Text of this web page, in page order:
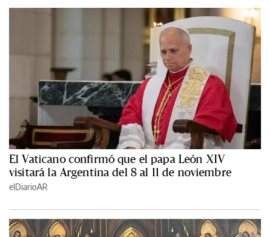
El Vaticano confirmó que el papa León XIV
visitará la Argentina del 8 al 11 de noviembre
elDiarioAR